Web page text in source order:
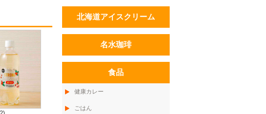
北海道アイスクリーム
名水珈琲
食品
健康カレー
ごはん